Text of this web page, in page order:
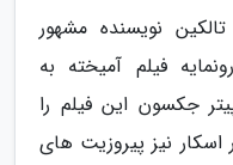
نویسنده مشهور
فیلم آمیخته به
جکسون این فیلم را
اسکار نیز پیروزیت های